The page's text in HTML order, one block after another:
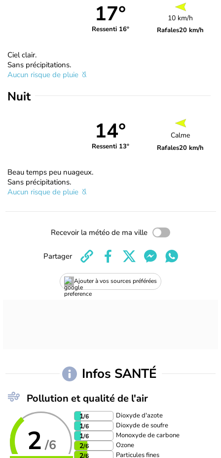
17°
Ressenti 16°
10 km/h
Rafales20 km/h
Ciel clair.
Sans précipitations.
Aucun risque de pluie
Nuit
14°
Ressenti 13°
Calme
Rafales20 km/h
Beau temps peu nuageux.
Sans précipitations.
Aucun risque de pluie
Recevoir la météo de ma ville
Ajouter à vos sources préférées
Partager
Infos SANTÉ
Pollution et qualité de l'air
2 /6
1/6 Dioxyde d'azote
1/6 Dioxyde de soufre
1/6 Monoxyde de carbone
2/6 Ozone
2/6 Particules fines